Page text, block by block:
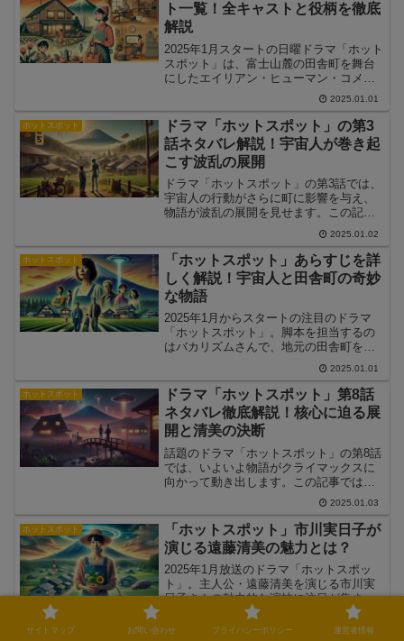
ト一覧！全キャストと役柄を徹底
解説
2025年1月スタートの日曜ドラマ「ホット
スポット」は、富士山麓の田舎町を舞台
にしたエイリアン・ヒューマン・コメデ
ィーです。脚本を手掛けるのは人気のバ
カリズムさん、主演は市川実日子さんが
務めます。この記事では、ドラマを彩る
キャストとその役柄を詳しくご紹介しま
す。
2025.01.01
ホットスポット
ドラマ「ホットスポット」の第3
話ネタバレ解説！宇宙人が巻き起
こす波乱の展開
ドラマ「ホットスポット」の第3話では、
宇宙人の行動がさらに町に影響を与え、
物語が波乱の展開を見せます。この記事
では、第3話のあらすじをネタバレ解説
し、見どころや注目ポイント、今後の展
開について詳しくお伝えします。
2025.01.02
ホットスポット
「ホットスポット」あらすじを詳
しく解説！宇宙人と田舎町の奇妙
な物語
2025年1月からスタートの注目のドラマ
「ホットスポット」。脚本を担当するの
はバカリズムさんで、地元の田舎町を舞
台にしたユニークなエイリアン・ヒュー
マン・コメディーです。この記事では、
「ホットスポット」の詳しいあらすじと
その見どころを解説します。
2025.01.01
ホットスポット
ドラマ「ホットスポット」第8話
ネタバレ徹底解説！核心に迫る展
開と清美の決断
話題のドラマ「ホットスポット」の第8話
では、いよいよ物語がクライマックスに
向かって動き出します。この記事では、
第8話のあらすじや注目ポイント、伏線の
2025.01.03
ホットスポット
「ホットスポット」市川実日子が
演じる遠藤清美の魅力とは？
2025年1月放送のドラマ「ホットスポッ
ト」。主人公・遠藤清美を演じる市川実
日子さんの魅力的な演技に注目が集まっ
ています。この記事では、遠藤清美とい
うキャラクターの特徴や、市川実日子さ
2025.01.01
サイトマップ お問い合わせ プライバシーポリシー 運営者情報